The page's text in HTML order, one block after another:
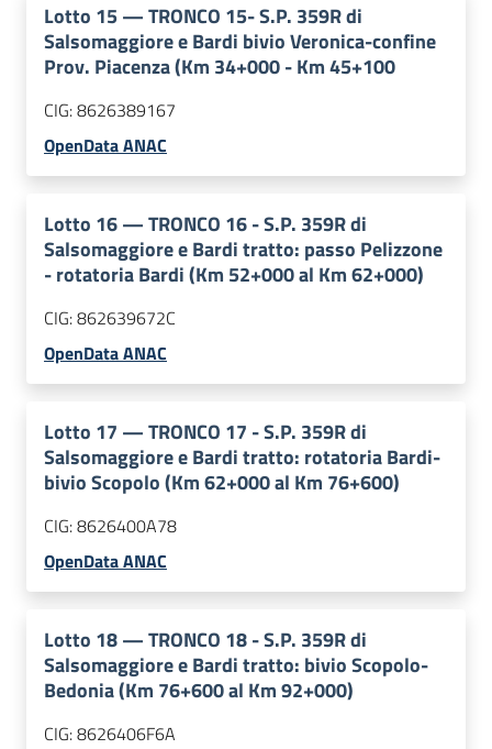
Lotto 15—TRONCO 15- S.P. 359R di
Salsomaggiore e Bardi bivio Veronica-confine
Prov. Piacenza (Km 34+000 - Km 45+100
CIG:8626389167
OpenData ANAC
Lotto 16—TRONCO 16 - S.P. 359R di
Salsomaggiore e Bardi tratto: passo Pelizzone
- rotatoria Bardi (Km 52+000 al Km 62+000)
CIG:862639672C
OpenData ANAC
Lotto 17 —TRONCO 17 - S.P. 359R di
Salsomaggiore e Bardi tratto: rotatoria Bardi-
bivio Scopolo (Km 62+000 al Km 76+600)
CIG:8626400A78
OpenData ANAC
Lotto 18—TRONCO 18 - S.P. 359R di
Salsomaggiore e Bardi tratto: bivio Scopolo-
Bedonia (Km 76+600 al Km 92+000)
CIG:8626406F6A